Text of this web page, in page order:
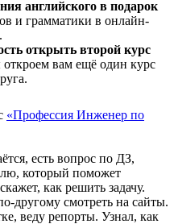
английского в подарок
и грамматики в онлайн-
открыть второй курс
вам ещё один курс
«Профессия Инженер по
есть вопрос по ДЗ,
который поможет
как решить задачу.
другому смотреть на сайты.
веду репорты. Узнал, как